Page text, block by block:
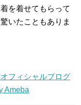
を着せてもらって
いたこともありま
フィシャルブログ
Ameba